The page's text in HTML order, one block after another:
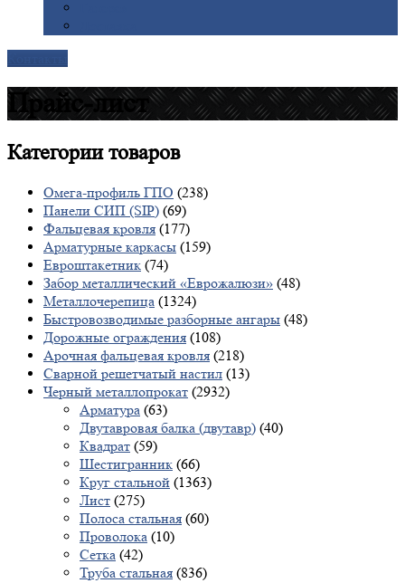
Прайс-лист
Категориитоваров
Омега-профиль ГПО (238)
Панели СИП (SIP) (69)
Фальцевая кровля (177)
Арматурные каркасы (159)
Евроштакетник (74)
Забор металлический «Еврожалюзи» (48)
Металлочерепица (1324)
Быстровозводимые разборные ангары (48)
Дорожные ограждения (108)
Арочная фальцевая кровля (218)
Сварной решетчатый настил (13)
Черный металлопрокат (2932)
Арматура (63)
Двутавровая балка (двутавр) (40)
Квадрат (59)
Шестигранник (66)
Круг стальной (1363)
Лист (275)
Полоса стальная (60)
Проволока (10)
Сетка (42)
Труба стальная (836)